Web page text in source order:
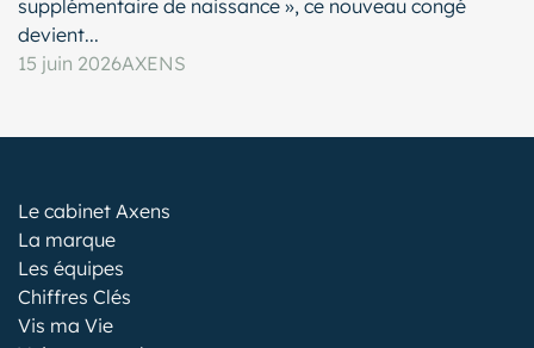
supplémentaire de naissance », ce nouveau congé
devient...
15 juin 2026AXENS
Le cabinet Axens
La marque
Les équipes
Chiffres Clés
Vis ma Vie